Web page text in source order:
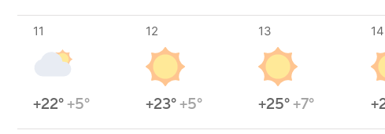
11
+22°+5°
12
+23°+5°
13
+25°+7°
14